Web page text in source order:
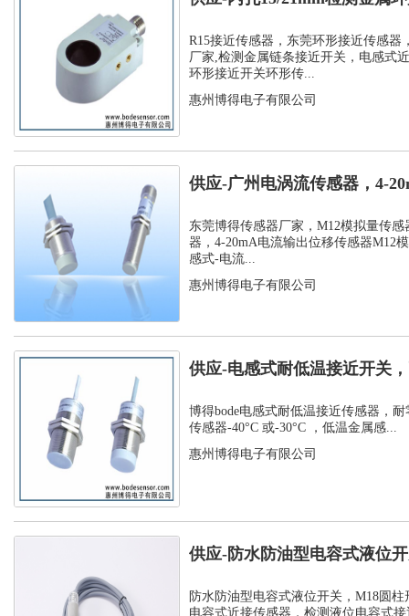
孔环...
R15接近传感器，东莞环形接近传感器
厂家,检测金属链条接近开关，电感式
环形接近开关环形传...
惠州博得电子有限公司
供应-广州电涡流传感器，4-
位移传...
东莞博得传感器厂家，M12模拟量传
器，4-20mA电流输出位移传感器M12
感式-电流...
惠州博得电子有限公司
供应-电感式耐低温接近开关
温接近传...
博得bode电感式耐低温接近传感器，
传感器-40°C 或-30°C ，低温金属感...
惠州博得电子有限公司
供应-防水防油型电容式液位
C1PF- M...
防水防油型电容式液位开关，M18圆柱
电容式近接传感器，检测液位电容式